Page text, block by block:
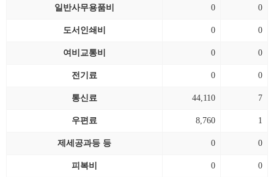
일반사무용품비 0 0
도서인쇄비 0 0
여비교통비 0 0
전기료 0 0
통신료 44,110 7
우편료 8,760 1
제세공과등 등 0 0
피복비 0 0